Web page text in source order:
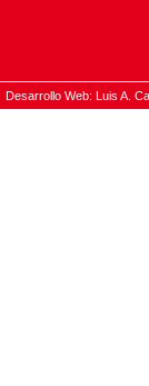
Desarrollo Web: Luis